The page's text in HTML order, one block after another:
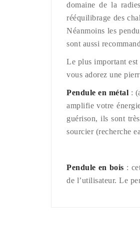
domaine de la
rééquilibrage des
Néanmoins les
sont aussi
Le plus important est
vous adorez une
Pendule en métal :
amplifie votre
guérison, ils sont
sourcier (recherche
Pendule en bois :
de l’utilisateur. Le